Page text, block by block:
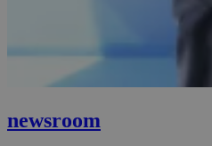
newsroom